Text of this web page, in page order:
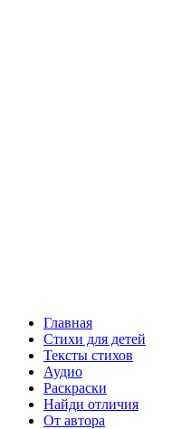
Главная
Стихи для детей
Тексты стихов
Аудио
Раскраски
Найди отличия
От автора